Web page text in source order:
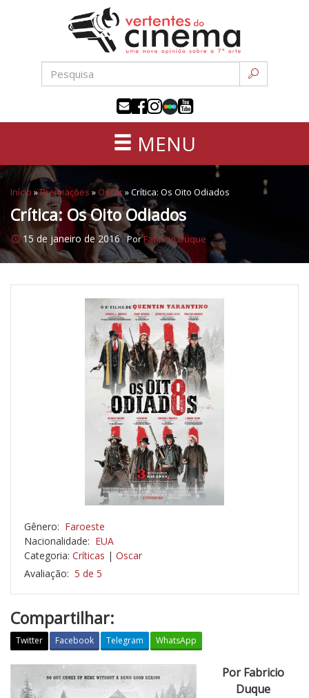
conteúdo
sétima
MENU
Início »Premiações » Oscar»Crítica: Os Oito Odiados
Crítica: Os Oito Odiados
15 de janeiro de 2016 PorFabricio Duque
Gênero: Faroeste
Nacionalidade: EUA
Categoria: Críticas | Oscar
Avaliação: 5 de 5
Compartilhar:
Twitter Facebook Telegram WhatsApp
Por Fabricio
Duque